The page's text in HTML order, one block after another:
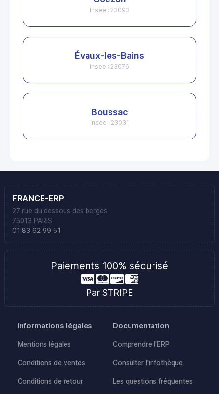
Insee : 23093
Évaux-les-Bains
Insee : 23076
Boussac
Insee : 23031
FRANCE-ERP
27 rue du dessous des berges
75013 PARIS
01 83 62 99 51
Paiements 100% sécurisé
Par STRIPE
Informations légales
Mentions légales
Conditions de ventes
Conditions de retour
Documentation
Comprendre l'ERP
Consulter l'infothèque
Les questions fréquentes